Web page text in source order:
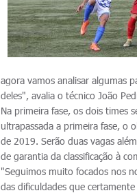
agora vamos analisar algumas
deles", avalia o técnico João
Na primeira fase, os dois times
ultrapassada a primeira fase, o
de 2019. Serão duas vagas
de garantia da classificação à
"Seguimos muito focados nos
das dificuldades que